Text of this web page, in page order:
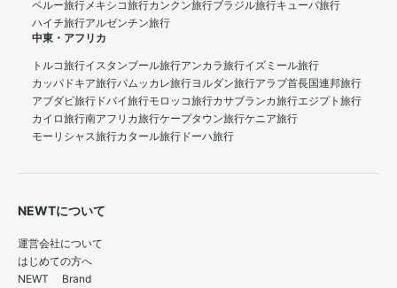
ペルー旅行メキシコ旅行カンクン旅行ブラジル旅行キューバ旅行
ハイチ旅行アルゼンチン旅行
中東・アフリカ
トルコ旅行イスタンブール旅行アンカラ旅行イズミール旅行
カッパドキア旅行パムッカレ旅行ヨルダン旅行アラブ首長国連邦旅行
アブダビ旅行 ドバイ旅行モロッコ旅行カサブランカ旅行エジプト旅行
カイロ旅行南アフリカ旅行ケープタウン旅行ケニア旅行
モーリシャス旅行カタール旅行 ドーハ旅行
NEWTについて
運営会社について
はじめての方へ
NEWT Brand